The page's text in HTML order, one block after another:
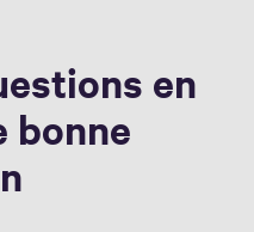
en
bonne